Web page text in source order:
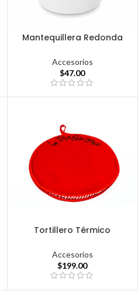
Mantequillera Redonda
Accesorios
$47.00
Tortillero Térmico
Accesorios
$199.00